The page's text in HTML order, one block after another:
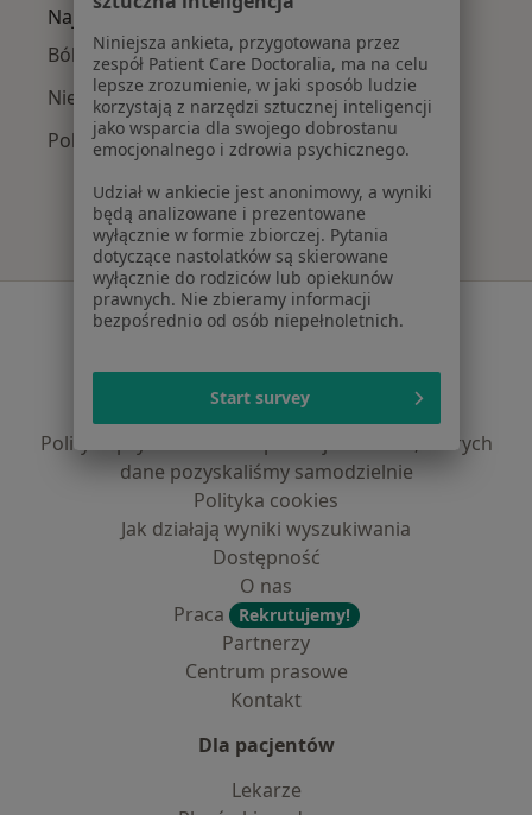
Najczęście leczone choroby
Ból uszu w
Niedrożność nosa w
Polipy nosa w
Serwis
Polityka prywatności pacjentów
Polityka prywatności profesjonalistów
Polityka prywatności dla profesjonalistów, których
dane pozyskaliśmy samodzielnie
Polityka cookies
Jak działają wyniki wyszukiwania
Dostępność
O nas
Praca
Rekrutujemy!
Partnerzy
Centrum prasowe
Kontakt
Dla pacjentów
Lekarze
Niniejsza ankieta, przygotowana przez
zespół Patient Care Doctoralia, ma na celu
lepsze zrozumienie, w jaki sposób ludzie
korzystają z narzędzi sztucznej inteligencji
jako wsparcia dla swojego dobrostanu
emocjonalnego i zdrowia psychicznego.
Udział w ankiecie jest anonimowy, a wyniki
będą analizowane i prezentowane
wyłącznie w formie zbiorczej. Pytania
dotyczące nastolatków są skierowane
wyłącznie do rodziców lub opiekunów
prawnych. Nie zbieramy informacji
bezpośrednio od osób niepełnoletnich.
Start survey